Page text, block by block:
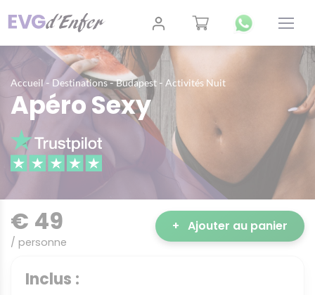
Accueil- Destinations-Budapest - Activités Nuit
Apéro Sexy
€ 49
/ personne
+ Ajouter au panier
Inclus :